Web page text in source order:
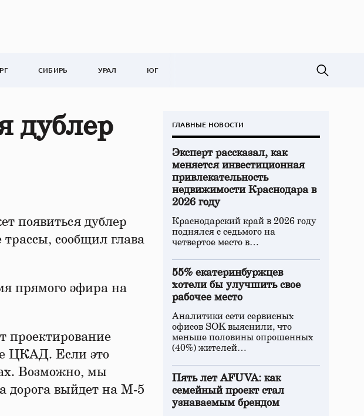
СИБИРЬ УРАЛ ЮГ
дублер
появиться дублер
сообщил глава
прямого эфира на
проектирование
ЦКАД. Если это
Возможно, мы
дорога выйдет на М-5
ГЛАВНЫЕ НОВОСТИ
Эксперт рассказал, как
меняется инвестиционная
привлекательность
недвижимости Краснодара в
2026 году
Краснодарский край в 2026 году
поднялся с седьмого на
четвертое место в…
55% екатеринбуржцев
хотели бы улучшить свое
рабочее место
Аналитики сети сервисных
офисов SOK выяснили, что
меньше половины опрошенных
(40%) жителей…
Пять лет AFUVA: как
семейный проект стал
узнаваемым брендом